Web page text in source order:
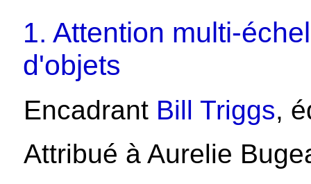
1. Attention multi-
d'objets
Encadrant Bill Triggs,
Attribué à Aurelie